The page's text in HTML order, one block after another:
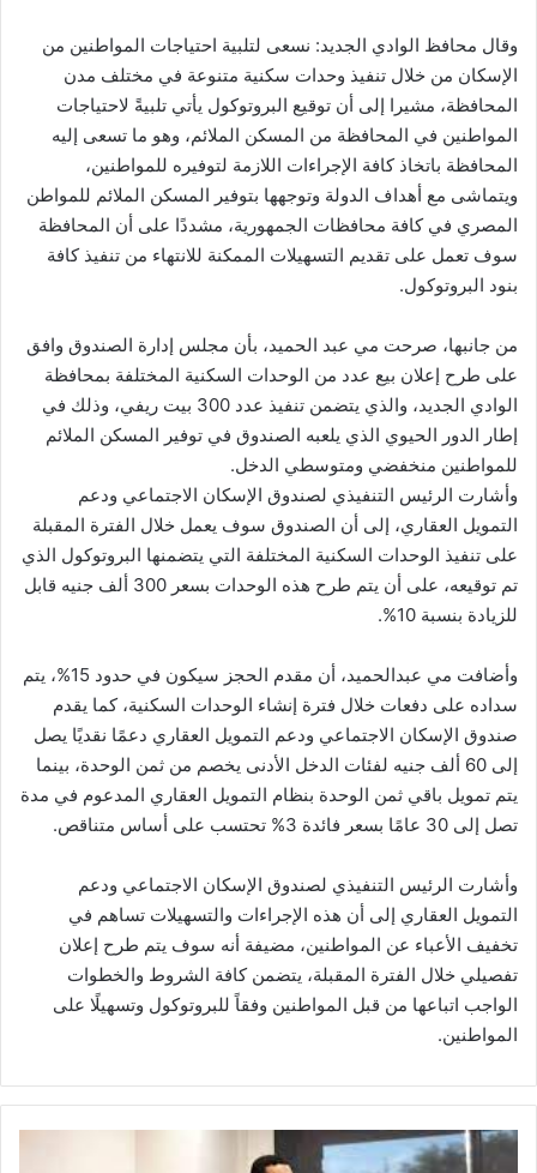
وقال محافظ الوادي الجديد: نسعى لتلبية احتياجات المواطنين من
الإسكان من خلال تنفيذ وحدات سكنية متنوعة في مختلف مدن
المحافظة، مشيرا إلى أن توقيع البروتوكول يأتي تلبيةً لاحتياجات
المواطنين في المحافظة من المسكن الملائم، وهو ما تسعى إليه
المحافظة باتخاذ كافة الإجراءات اللازمة لتوفيره للمواطنين،
ويتماشى مع أهداف الدولة وتوجهها بتوفير المسكن الملائم للمواطن
المصري في كافة محافظات الجمهورية، مشددًا على أن المحافظة
سوف تعمل على تقديم التسهيلات الممكنة للانتهاء من تنفيذ كافة
بنود البروتوكول.
من جانبها، صرحت مي عبد الحميد، بأن مجلس إدارة الصندوق وافق
على طرح إعلان بيع عدد من الوحدات السكنية المختلفة بمحافظة
الوادي الجديد، والذي يتضمن تنفيذ عدد 300 بيت ريفي، وذلك في
إطار الدور الحيوي الذي يلعبه الصندوق في توفير المسكن الملائم
للمواطنين منخفضي ومتوسطي الدخل.
وأشارت الرئيس التنفيذي لصندوق الإسكان الاجتماعي ودعم
التمويل العقاري، إلى أن الصندوق سوف يعمل خلال الفترة المقبلة
على تنفيذ الوحدات السكنية المختلفة التي يتضمنها البروتوكول الذي
تم توقيعه، على أن يتم طرح هذه الوحدات بسعر 300 ألف جنيه قابل
للزيادة بنسبة 10%.
وأضافت مي عبدالحميد، أن مقدم الحجز سيكون في حدود 15%، يتم
سداده على دفعات خلال فترة إنشاء الوحدات السكنية، كما يقدم
صندوق الإسكان الاجتماعي ودعم التمويل العقاري دعمًا نقديًا يصل
إلى 60 ألف جنيه لفئات الدخل الأدنى يخصم من ثمن الوحدة، بينما
يتم تمويل باقي ثمن الوحدة بنظام التمويل العقاري المدعوم في مدة
تصل إلى 30 عامًا بسعر فائدة 3% تحتسب على أساس متناقص.
وأشارت الرئيس التنفيذي لصندوق الإسكان الاجتماعي ودعم
التمويل العقاري إلى أن هذه الإجراءات والتسهيلات تساهم في
تخفيف الأعباء عن المواطنين، مضيفة أنه سوف يتم طرح إعلان
تفصيلي خلال الفترة المقبلة، يتضمن كافة الشروط والخطوات
الواجب اتباعها من قبل المواطنين وفقاً للبروتوكول وتسهيلًا على
المواطنين.
عضو